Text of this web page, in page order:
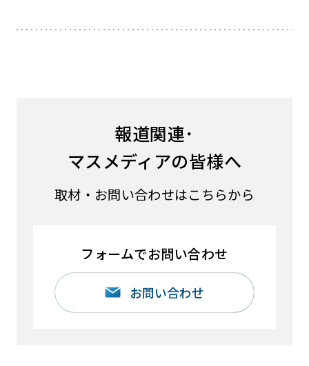
報道関連･
マスメディアの皆様へ
取材・お問い合わせはこちらから
フォームでお問い合わせ
お問い合わせ